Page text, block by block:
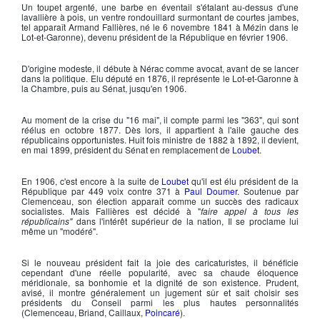
Un toupet argenté, une barbe en éventail s'étalant au-dessus d'une
lavallière à pois, un ventre rondouillard surmontant de courtes jambes,
tel apparaît Armand Fallières, né le 6 novembre 1841 à Mézin dans le
Lot-et-Garonne), devenu président de la République en février 1906.
D'origine modeste, il débute à Nérac comme avocat, avant de se lancer
dans la politique. Elu député en 1876, il représente le Lot-et-Garonne à
la Chambre, puis au Sénat, jusqu'en 1906.
Au moment de la crise du "16 mai", il compte parmi les "363", qui sont
réélus en octobre 1877. Dès lors, il appartient à l'aile gauche des
républicains opportunistes. Huit fois ministre de 1882 à 1892, il devient,
en mai 1899, président du Sénat en remplacement de Loubet.
En 1906, c'est encore à la suite de Loubet qu'il est élu président de la
République par 449 voix contre 371 à Paul Doumer. Soutenue par
Clemenceau, son élection apparaît comme un succès des radicaux
socialistes. Mais Fallières est décidé à "faire appel à tous les
républicains"dans l'intérêt supérieur de la nation, Il se proclame lui
même un "modéré".
Si le nouveau président fait la joie des caricaturistes, il bénéficie
cependant d'une réelle popularité, avec sa chaude éloquence
méridionale, sa bonhomie et la dignité de son existence. Prudent,
avisé, il montre généralement un jugement sûr et sait choisir ses
présidents du Conseil parmi les plus hautes personnalités
(Clemenceau, Briand, Caillaux, Poincaré).